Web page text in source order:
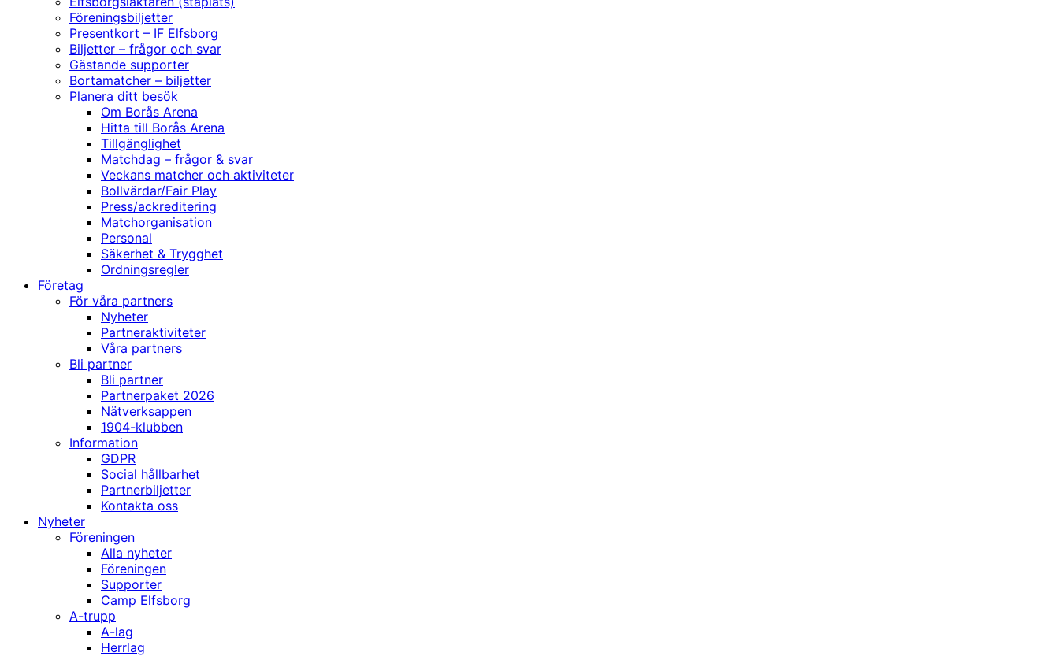
Föreningsbiljetter
Presentkort – IF Elfsborg
Biljetter – frågor och svar
Gästande supporter
Bortamatcher – biljetter
Planera ditt besök
Om Borås Arena
Hitta till Borås Arena
Tillgänglighet
Matchdag – frågor & svar
Veckans matcher och aktiviteter
Bollvärdar/Fair Play
Press/ackreditering
Matchorganisation
Personal
Säkerhet & Trygghet
Ordningsregler
Företag
För våra partners
Nyheter
Partneraktiviteter
Våra partners
Bli partner
Bli partner
Partnerpaket 2026
Nätverksappen
1904-klubben
Information
GDPR
Social hållbarhet
Partnerbiljetter
Kontakta oss
Nyheter
Föreningen
Alla nyheter
Föreningen
Supporter
Camp Elfsborg
A-trupp
A-lag
Herrlag